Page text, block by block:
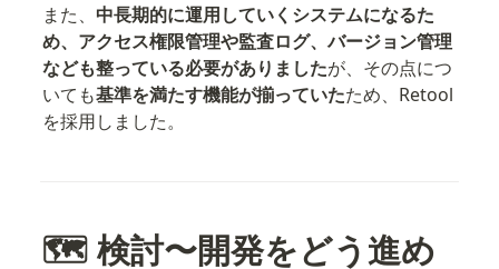
また、 中長期的に運用していくシステムになるた
め、アクセス権限管理や監査ログ、バージョン管理
なども整っている必要がありましたが、その点につ
いても基準を満たす機能が揃っていたため、Retool
を採用しました。
🗺️ 検討〜開発をどう進め